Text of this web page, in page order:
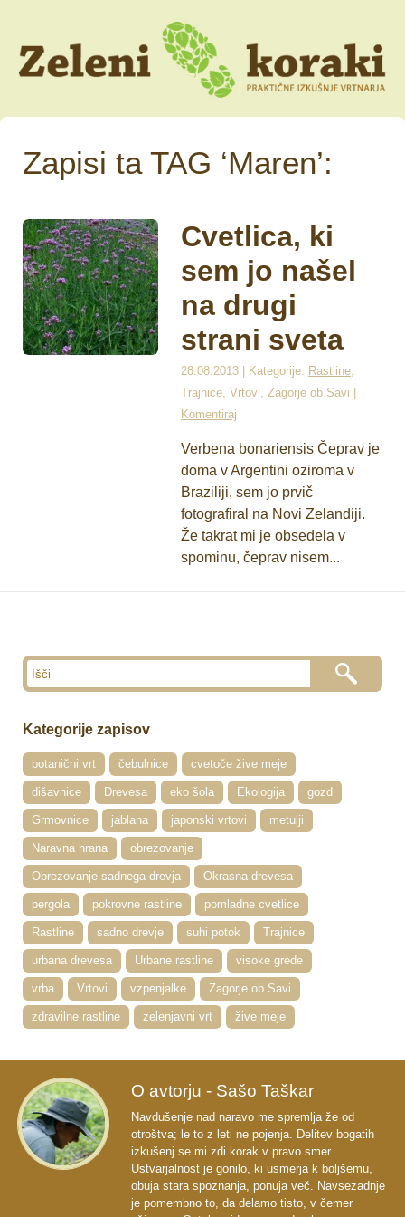
Zapisi ta TAG ‘Maren’:
Cvetlica, ki
sem jo našel
na drugi
strani sveta
28.08.2013 | Kategorije: Rastline,
Trajnice, Vrtovi, Zagorje ob Savi
Komentiraj
Verbena bonariensis Čeprav je
doma v Argentini oziroma v
Braziliji, sem jo prvič
fotografiral na Novi Zelandiji.
Že takrat mi je obsedela v
spominu, čeprav nisem...
Kategorije zapisov
botanični vrt čebulnice cvetoče žive meje
dišavnice Drevesa eko šola Ekologija gozd
Grmovnice jablana japonski vrtovi metulji
Naravna hrana obrezovanje
Obrezovanje sadnega drevja Okrasna drevesa
pergola pokrovne rastline pomladne cvetlice
Rastline sadno drevje suhi potok Trajnice
urbana drevesa Urbane rastline visoke grede
vrba Vrtovi vzpenjalke Zagorje ob Savi
zdravilne rastline zelenjavni vrt žive meje
O avtorju - Sašo Taškar
Navdušenje nad naravo me spremlja že od
otroštva; le to z leti ne pojenja. Delitev bogatih
izkušenj se mi zdi korak v pravo smer.
Ustvarjalnost je gonilo, ki usmerja k boljšemu,
obuja stara spoznanja, ponuja več. Navsezadnje
je pomembno to, da delamo tisto, v čemer